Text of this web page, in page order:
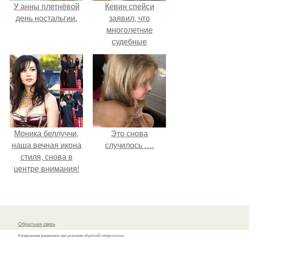
У анны плетнёвой
день ностальгии.
Кевин спейси
заявил, что
многолетние
судебные
разбирательства
практически
уничтожили его
состояние.
Моника беллуччи,
наша вечная икона
стиля, снова в
центре внимания!
Это снова
случилось ….
Обратная связь
Копирование разрешено при указании обратной гиперссылки.